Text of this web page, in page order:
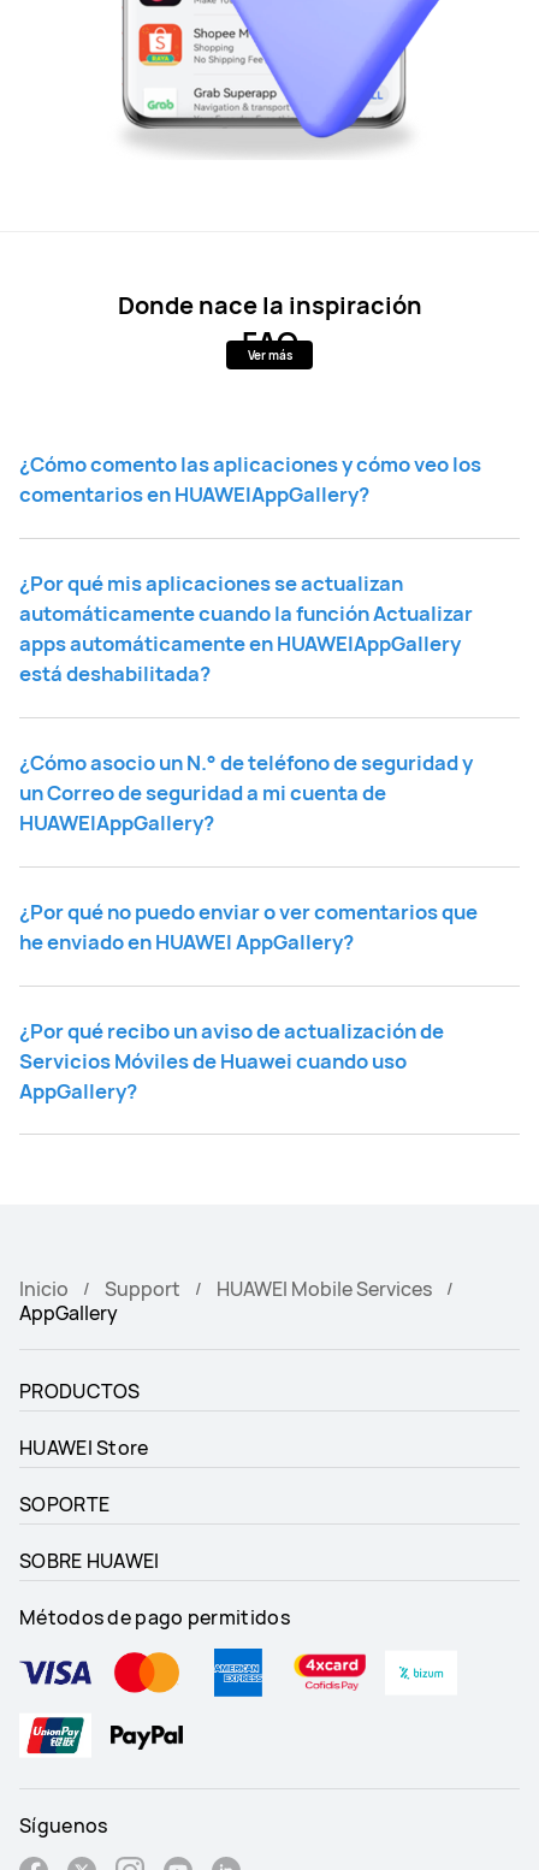
Donde nace la inspiración
Ver más
FAQ
¿Cómo comento las aplicaciones y cómo veo los
comentarios en HUAWEIAppGallery?
¿Por qué mis aplicaciones se actualizan
automáticamente cuando la función Actualizar
apps automáticamente en HUAWEIAppGallery
está deshabilitada?
¿Cómo asocio un N.° de teléfono de seguridad y
un Correo de seguridad a mi cuenta de
HUAWEIAppGallery?
¿Por qué no puedo enviar o ver comentarios que
he enviado en HUAWEI AppGallery?
¿Por qué recibo un aviso de actualización de
Servicios Móviles de Huawei cuando uso
AppGallery?
Inicio Support
HUAWEI Mobile Services
AppGallery
PRODUCTOS
HUAWEI Store
SOPORTE
SOBRE HUAWEI
Métodos de pago permitidos
Síguenos